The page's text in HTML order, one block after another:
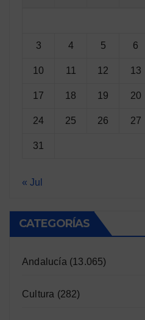
3 4 5 6
10 11 12 13
17 18 19 20
24 25 26 27
31
« Jul
CATEGORÍAS
Andalucía (13.065)
Cultura (282)